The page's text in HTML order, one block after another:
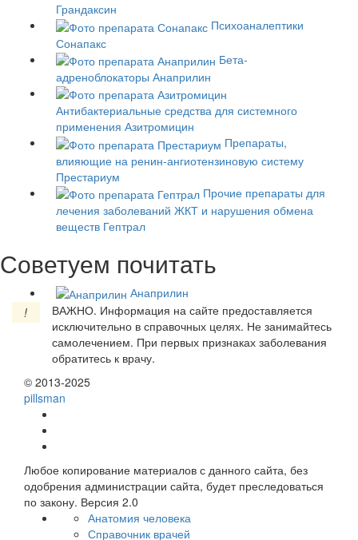
Грандаксин
Психоаналептики
Сонапакс
Бета-
адреноблокаторы Анаприлин
Антибактериальные средства для системного
применения Азитромицин
Препараты,
влияющие на ренин-ангиотензиновую систему
Престариум
Прочие препараты для
лечения заболеваний ЖКТ и нарушения обмена
веществ Гептрал
Советуем почитать
Анаприлин
!
ВАЖНО. Информация на сайте предоставляется
исключительно в справочных целях. Не занимайтесь
самолечением. При первых признаках заболевания
обратитесь к врачу.
© 2013-2025
pillsman
Любое копирование материалов с данного сайта, без
одобрения администрации сайта, будет преследоваться
по закону. Версия 2.0
Анатомия человека
Справочник врачей